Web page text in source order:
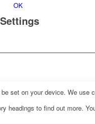
OK
set on your device. We use
headings to find out more.